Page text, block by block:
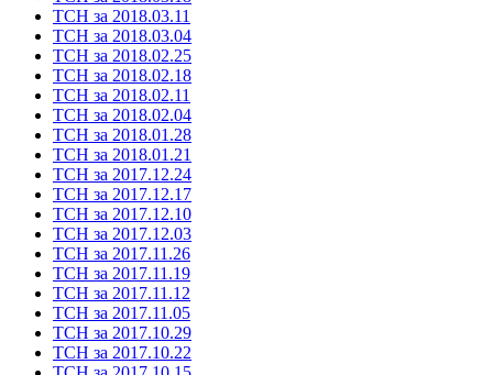
ТСН за 2018.03.11
ТСН за 2018.03.04
ТСН за 2018.02.25
ТСН за 2018.02.18
ТСН за 2018.02.11
ТСН за 2018.02.04
ТСН за 2018.01.28
ТСН за 2018.01.21
ТСН за 2017.12.24
ТСН за 2017.12.17
ТСН за 2017.12.10
ТСН за 2017.12.03
ТСН за 2017.11.26
ТСН за 2017.11.19
ТСН за 2017.11.12
ТСН за 2017.11.05
ТСН за 2017.10.29
ТСН за 2017.10.22